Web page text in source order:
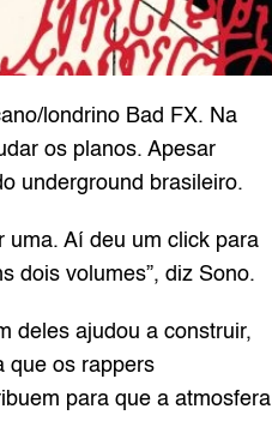
londrino Bad FX. Na
os planos. Apesar
underground brasileiro.
uma. Aí deu um click para
dois volumes”, diz Sono.
deles ajudou a construir,
que os rappers
para que a atmosfera